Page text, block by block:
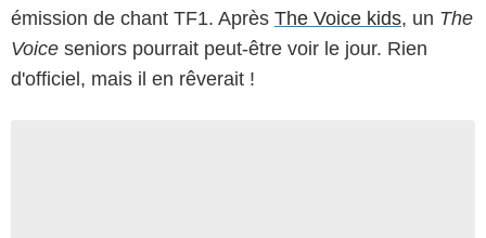
émission de chant TF1. Après The Voice kids, un The
Voice seniors pourrait peut-être voir le jour. Rien
d'officiel, mais il en rêverait !